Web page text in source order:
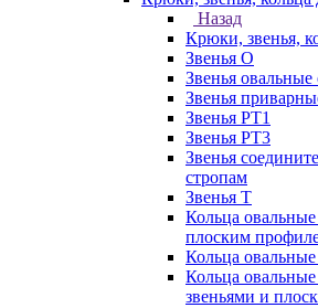
Назад
Крюки, звенья,
Звенья О
Звенья
Звенья
Звенья РТ1
Звенья РТ3
Звенья
стропам
Звенья Т
Кольца
плоским
Кольца
Кольца
звеньями и